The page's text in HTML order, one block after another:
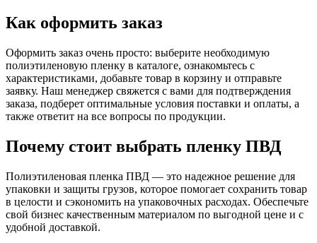
Как оформить заказ
Оформить заказ очень просто: выберите необходимую
полиэтиленовую пленку в каталоге, ознакомьтесь с
характеристиками, добавьте товар в корзину и отправьте
заявку. Наш менеджер свяжется с вами для подтверждения
заказа, подберет оптимальные условия поставки и оплаты, а
также ответит на все вопросы по продукции.
Почему стоит выбрать пленку ПВД
Полиэтиленовая пленка ПВД — это надежное решение для
упаковки и защиты грузов, которое помогает сохранить товар
в целости и сэкономить на упаковочных расходах. Обеспечьте
свой бизнес качественным материалом по выгодной цене и с
удобной доставкой.